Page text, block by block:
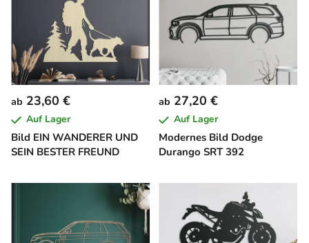
Bild EIN WANDERER UND
SEIN BESTER FREUND
ab 23,60 €
Auf Lager
Modernes Bild Dodge
Durango SRT 392
ab 27,20 €
Auf Lager